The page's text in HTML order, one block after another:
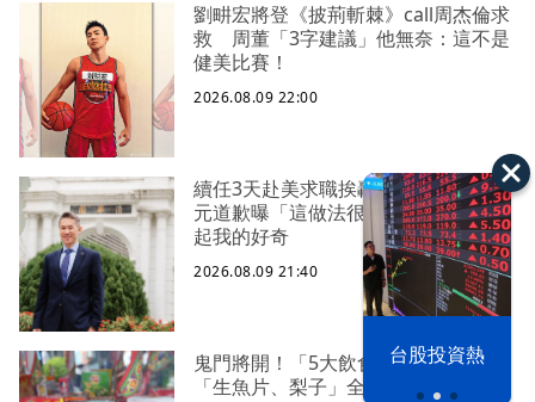
漢光42演習 台股投資熱
劉畊宏將登《披荊斬棘》call周杰倫求
救 周董「3字建議」他無奈：這不是
健美比賽！
2026.08.09 22:00
續任3天赴美求職挨轟 清大校長高為
元道歉曝「這做法很罕見」：的確引
起我的好奇
2026.08.09 21:40
鬼門將開！「5大飲食禁忌」一次看
「生魚片、梨子」全上榜